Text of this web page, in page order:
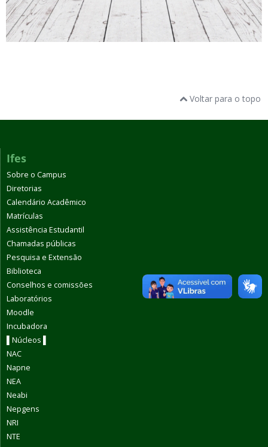
Voltar para o topo
Ifes
Sobre o Campus
Diretorias
Calendário Acadêmico
Matrículas
Assistência Estudantil
Chamadas públicas
Pesquisa e Extensão
Biblioteca
Conselhos e comissões
Laboratórios
Moodle
Incubadora
▌Núcleos ▌
NAC
Napne
NEA
Neabi
Nepgens
NRI
NTE